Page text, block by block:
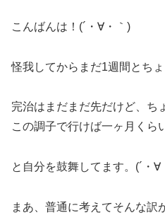
こんばんは！(´・∀・｀)
怪我してからまだ1週間とちょ
完治はまだまだ先だけど、ち
この調子で行けば一ヶ月くら
と自分を鼓舞してます。(´・∀
まあ、普通に考えてそんな訳